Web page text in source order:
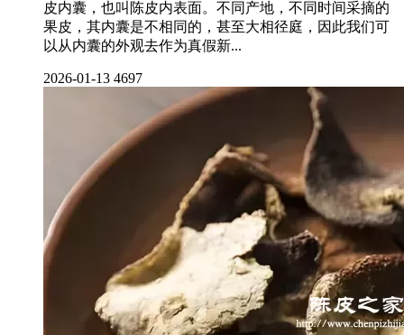
皮内囊，也叫陈皮内表面。不同产地，不同时间采摘的
果皮，其内囊是不相同的，甚至大相径庭，因此我们可
以从内囊的外观去作为真假新...
2026-01-13 4697